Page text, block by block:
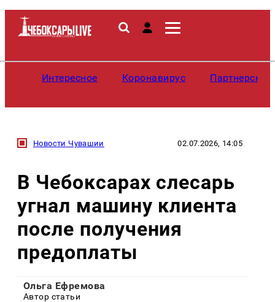
Интересное Коронавирус
Новости Чувашии 02.07.2026, 14:05
В Чебоксарах слесарь
угнал машину клиента
после получения
предоплаты
Ольга Ефремова
Автор статьи